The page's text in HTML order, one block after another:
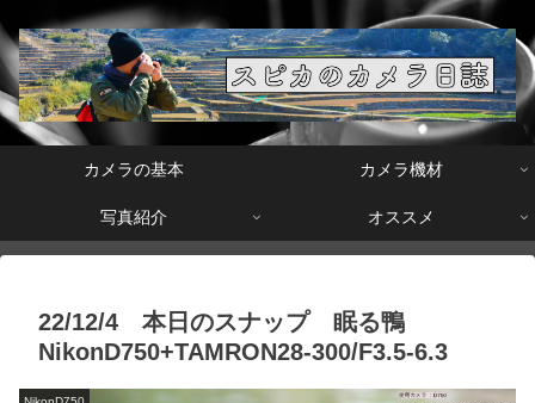
カメラの基本 カメラ機材
写真紹介 オススメ
22/12/4 本日のスナップ 眠る鴨
NikonD750+TAMRON28-300/F3.5-6.3